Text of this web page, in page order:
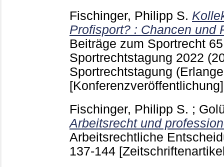
Fischinger, Philipp S.
Profisport? : Chancen und
Beiträge zum Sportrecht
Sportrechtstagung 2022
Sportrechtstagung
[Konferenzveröffentlichung]
Fischinger, Philipp S. ;
Arbeitsrecht und
Arbeitsrechtliche
137-144